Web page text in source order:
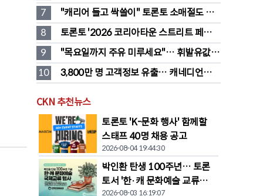
품값이 가장 부담'
7
"캐리어 들고 싹쓸이" 토론토 소매절도
546명 검거…훔친 물건 재유통
8
토론토 '2026 코리아타운 스트리트 페스티
벌' 개최
9
"목요일까지 주유 미루세요"… 휘발유값
대폭 하락 예고
10
3,800만 명 고객정보 유출… 캐네디언타이
어 대규모 집단소송 직면
CKN 추천뉴스
토론토 'K-문화 행사' 함께할
스태프 40명 채용 공고
2026-08-04 19:44:30
박인환 탄생 100주년… 토론
토서 '한·캐 문화예술 교류전'
2026-08-03 16:19:07